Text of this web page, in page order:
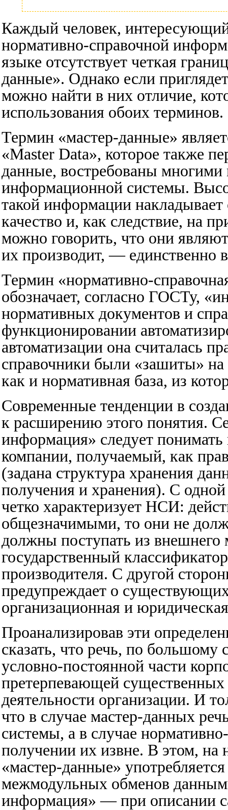
Каждый человек,
нормативно-справочной
языке отсутствует четкая
данные». Однако если
можно найти в них отличие,
использования обоих терминов.
Термин «мастер-данные»
«Master Data», которое также
данные, востребованы
информационной системы.
такой информации
качество и, как следствие, на
можно говорить, что они
их производит, — единственно
Термин «нормативно-
обозначает, согласно ГОСТу,
нормативных документов и
функционировании
автоматизации она считалась
справочники были «зашиты» на
как и нормативная база, из
Современные тенденции в
к расширению этого понятия.
информация» следует
компании, получаемый, как
(задана структура хранения
получения и хранения). С
четко характеризует НСИ:
общезначимыми, то они не
должны поступать из внешнего
государственный
производителя. С другой
предупреждает о
организационная и
Проанализировав эти
сказать, что речь, по
условно-постоянной части
претерпевающей существенных
деятельности организации. И
что в случае мастер-данных
системы, а в случае
получении их извне. В этом, на
«мастер-данные»
межмодульных обменов
информация» — при описании